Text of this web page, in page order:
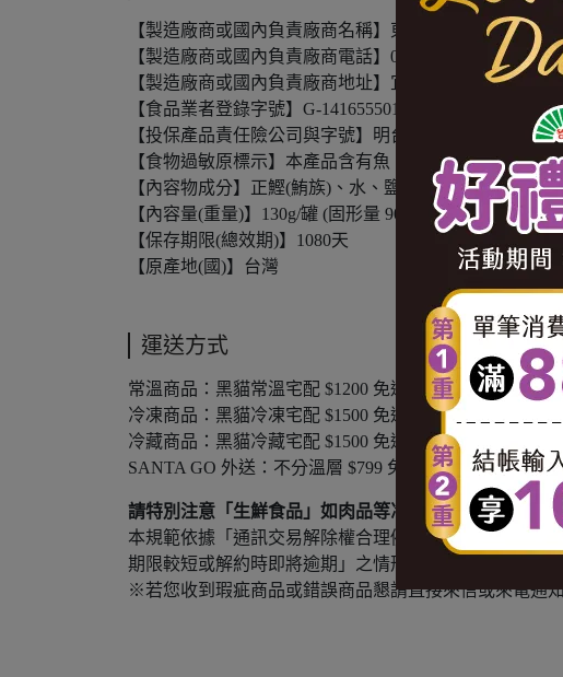
【製造廠商或國內負責廠商名稱】東和食品工業股份有限
【製造廠商或國內負責廠商電話】0800-396-336
【製造廠商或國內負責廠商地址】宜蘭縣五結鄉五結路三
【食品業者登錄字號】G-141655501-00001-2
【投保產品責任險公司與字號】明台產物保險0806-
【食物過敏原標示】本產品含有魚
【內容物成分】正鰹(鮪族)、水、鹽、酵母抽取物
【內容量(重量)】130g/罐 (固形量 90g) *3罐
【保存期限(總效期)】1080天
【原產地(國)】台灣
運送方式
常溫商品：黑貓常溫宅配 $1200 免運，未滿 $1200 酌收
冷凍商品：黑貓冷凍宅配 $1500 免運，未滿 $1500 酌收
冷藏商品：黑貓冷藏宅配 $1500 免運，未滿 $1500 酌收
SANTA GO 外送：不分溫層 $799 免運，未滿 $799 以
請特別注意「生鮮食品」如肉品等冷凍食品或牛奶等冷
本規範依據「通訊交易解除權合理例外情事適用準則」
期限較短或解約時即將逾期」之情形，排除消費者保護
※若您收到瑕疵商品或錯誤商品懇請直接來信或來電通